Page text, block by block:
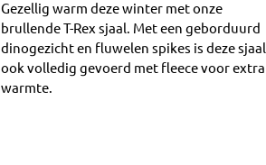
Gezellig warm deze winter met onze
brullende T-Rex sjaal. Met een geborduurd
dinogezicht en fluwelen spikes is deze sjaal
ook volledig gevoerd met fleece voor extra
warmte.